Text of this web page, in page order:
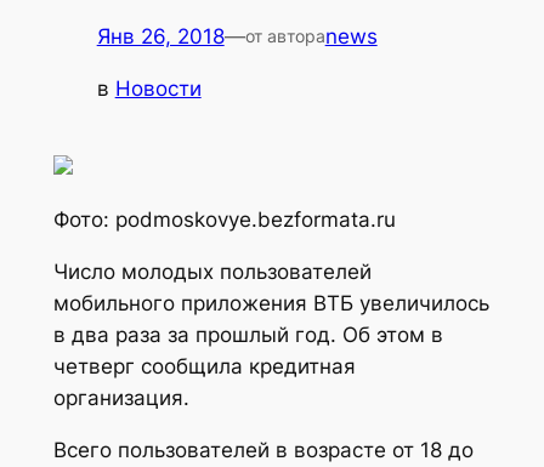
Янв 26, 2018—от автораnews
в Новости
Фото: podmoskovye.bezformata.ru
Число молодых пользователей
мобильного приложения ВТБ увеличилось
в два раза за прошлый год. Об этом в
четверг сообщила кредитная
организация.
Всего пользователей в возрасте от 18 до